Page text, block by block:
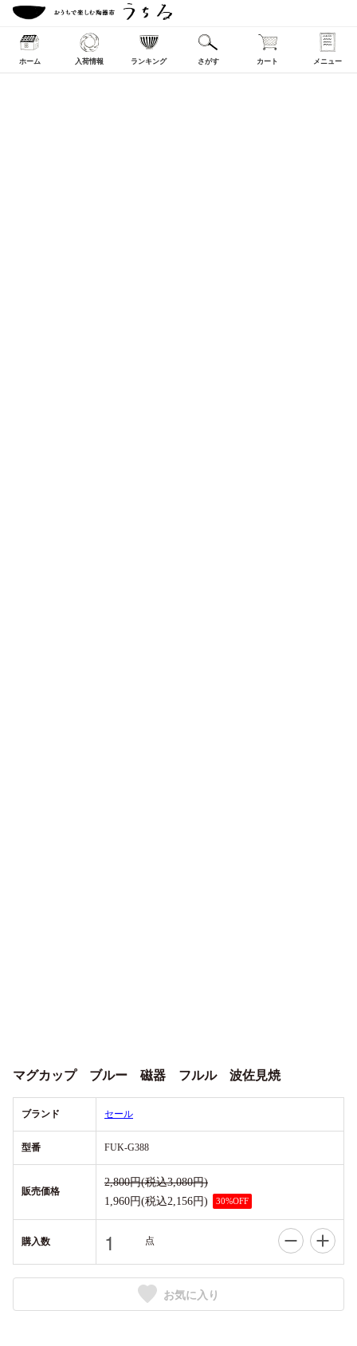
ホーム 入荷情報 ランキング さがす カート メニュー
マグカップ ブルー 磁器 フルル 波佐見焼
ブランド セール
型番 FUK-G388
販売価格
2,800円(税込3,080円)
1,960円(税込2,156円)
30%OFF
購入数 点
お気に入り